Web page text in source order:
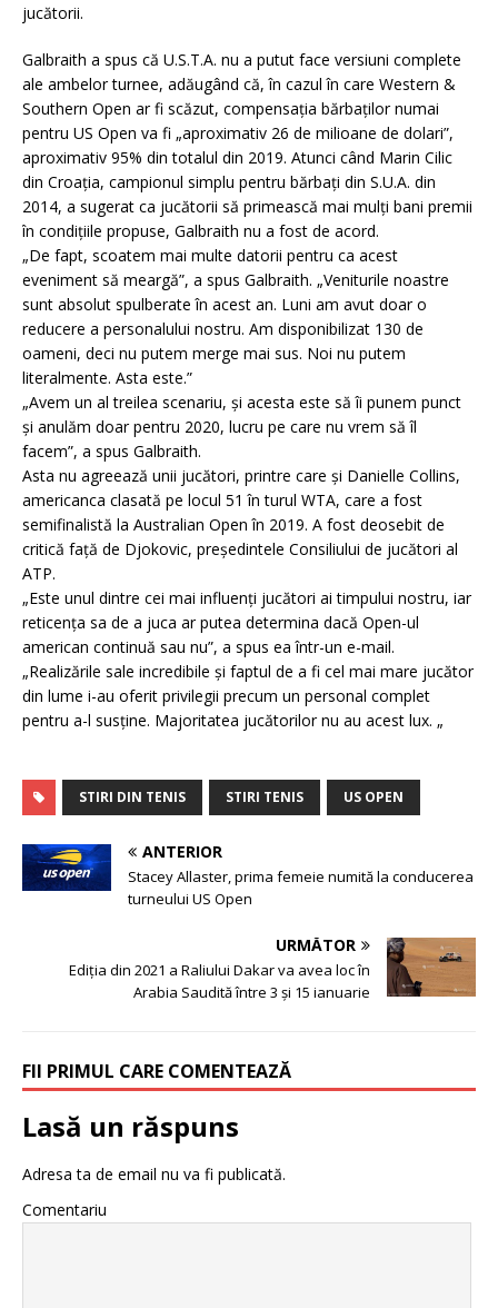
jucătorii.
Galbraith a spus că U.S.T.A. nu a putut face versiuni complete
ale ambelor turnee, adăugând că, în cazul în care Western &
Southern Open ar fi scăzut, compensația bărbaților numai
pentru US Open va fi „aproximativ 26 de milioane de dolari”,
aproximativ 95% din totalul din 2019. Atunci când Marin Cilic
din Croația, campionul simplu pentru bărbați din S.U.A. din
2014, a sugerat ca jucătorii să primească mai mulți bani premii
în condițiile propuse, Galbraith nu a fost de acord.
„De fapt, scoatem mai multe datorii pentru ca acest
eveniment să meargă”, a spus Galbraith. „Veniturile noastre
sunt absolut spulberate în acest an. Luni am avut doar o
reducere a personalului nostru. Am disponibilizat 130 de
oameni, deci nu putem merge mai sus. Noi nu putem
literalmente. Asta este.”
„Avem un al treilea scenariu, și acesta este să îi punem punct
și anulăm doar pentru 2020, lucru pe care nu vrem să îl
facem”, a spus Galbraith.
Asta nu agreează unii jucători, printre care și Danielle Collins,
americanca clasată pe locul 51 în turul WTA, care a fost
semifinalistă la Australian Open în 2019. A fost deosebit de
critică față de Djokovic, președintele Consiliului de jucători al
ATP.
„Este unul dintre cei mai influenți jucători ai timpului nostru, iar
reticența sa de a juca ar putea determina dacă Open-ul
american continuă sau nu”, a spus ea într-un e-mail.
„Realizările sale incredibile și faptul de a fi cel mai mare jucător
din lume i-au oferit privilegii precum un personal complet
pentru a-l susține. Majoritatea jucătorilor nu au acest lux. „
STIRI DIN TENIS STIRI TENIS US OPEN
ANTERIOR
Stacey Allaster, prima femeie numită la conducerea
turneului US Open
URMĂTOR
Ediţia din 2021 a Raliului Dakar va avea loc în
Arabia Saudită între 3 şi 15 ianuarie
FII PRIMUL CARE COMENTEAZĂ
Lasă un răspuns
Adresa ta de email nu va fi publicată.
Comentariu